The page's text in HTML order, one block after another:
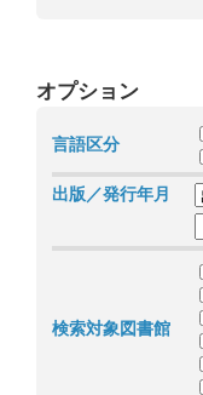
オプション
言語区分
出版／発行年月
検索対象図書館